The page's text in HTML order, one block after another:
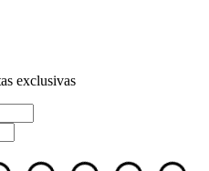
exclusivas